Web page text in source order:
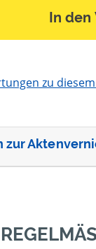
In den
zu
zur